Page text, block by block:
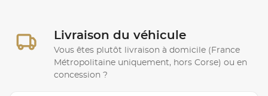
Livraison du véhicule
Vous êtes plutôt livraison à domicile (France
Métropolitaine uniquement, hors Corse) ou en
concession ?